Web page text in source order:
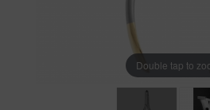
Double tap to